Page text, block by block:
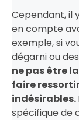
Cependant, il
en compte
exemple, si
dégarni ou
ne pas être
faire
indésirables.
spécifique de